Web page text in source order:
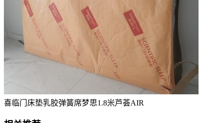
喜临门床垫乳胶弹簧席梦思1.8米芦荟AIR